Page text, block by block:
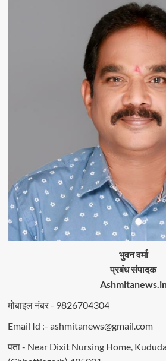
भुवन वर्मा
प्रबंध संपादक
मोबाइल नंबर - 9826704304
Email Id :- ashmitanews@gmail.com
पता - Near Dixit Nursing Home,